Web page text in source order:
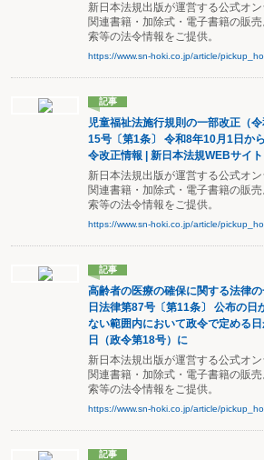
新日本法規出版が運営する公式オ
関連書籍・加除式・電子書籍の販
索等の法令情報をご提供。
https://www.sn-hoki.co.jp/article/
記事
児童福祉法施行規則の一部改正（
15号〔第1条〕 令和8年10月1日か
令改正情報 | 新日本法規WEBサイト
新日本法規出版が運営する公式オ
関連書籍・加除式・電子書籍の販
索等の法令情報をご提供。
https://www.sn-hoki.co.jp/article/
記事
高齢者の医療の確保に関する法律
日法律第87号〔第11条〕 公布の日
ない範囲内において政令で定める
日（政令第18号）に
新日本法規出版が運営する公式オ
関連書籍・加除式・電子書籍の販
索等の法令情報をご提供。
https://www.sn-hoki.co.jp/article/
記事